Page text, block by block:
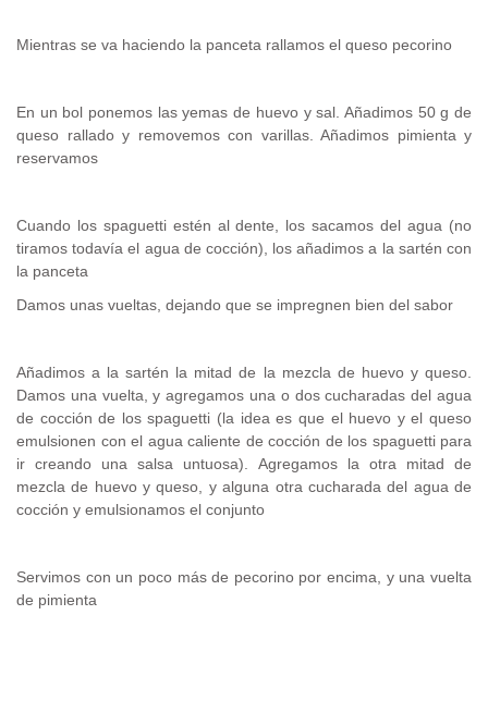
Mientras se va haciendo la panceta rallamos el queso pecorino
En un bol ponemos las yemas de huevo y sal. Añadimos 50 g de
queso rallado y removemos con varillas. Añadimos pimienta y
reservamos
Cuando los spaguetti estén al dente, los sacamos del agua (no
tiramos todavía el agua de cocción), los añadimos a la sartén con
la panceta
Damos unas vueltas, dejando que se impregnen bien del sabor
Añadimos a la sartén la mitad de la mezcla de huevo y queso.
Damos una vuelta, y agregamos una o dos cucharadas del agua
de cocción de los spaguetti (la idea es que el huevo y el queso
emulsionen con el agua caliente de cocción de los spaguetti para
ir creando una salsa untuosa). Agregamos la otra mitad de
mezcla de huevo y queso, y alguna otra cucharada del agua de
cocción y emulsionamos el conjunto
Servimos con un poco más de pecorino por encima, y una vuelta
de pimienta